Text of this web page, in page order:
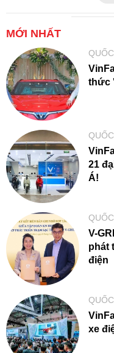
MỚI NHẤT
thức
21
Á!
V-
phát
điện
xe